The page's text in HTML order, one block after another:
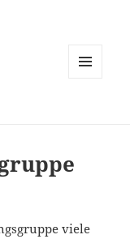
viele